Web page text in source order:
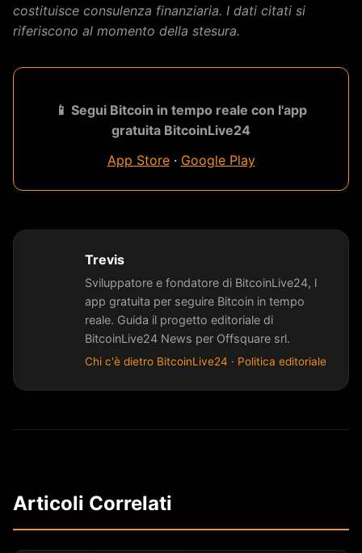
costituisce consulenza finanziaria. I dati citati si
riferiscono al momento della stesura.
📱 Segui Bitcoin in tempo reale con l'app
gratuita BitcoinLive24
App Store· Google Play
Trevis
Sviluppatore e fondatore di BitcoinLive24, l
app gratuita per seguire Bitcoin in tempo
reale. Guida il progetto editoriale di
BitcoinLive24 News per Offsquare srl.
Chi c'è dietro BitcoinLive24 · Politica editoriale
Articoli Correlati